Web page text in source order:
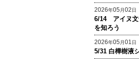
2026年05 月02日
6/14 アイヌ文
を知ろう
2026年05 月01日
5/31 白樺樹液